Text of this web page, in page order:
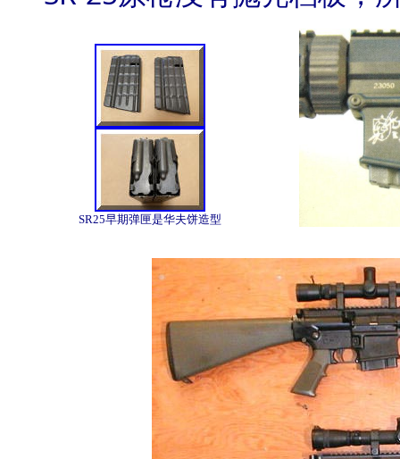
SR25早期弹匣是华夫饼造型